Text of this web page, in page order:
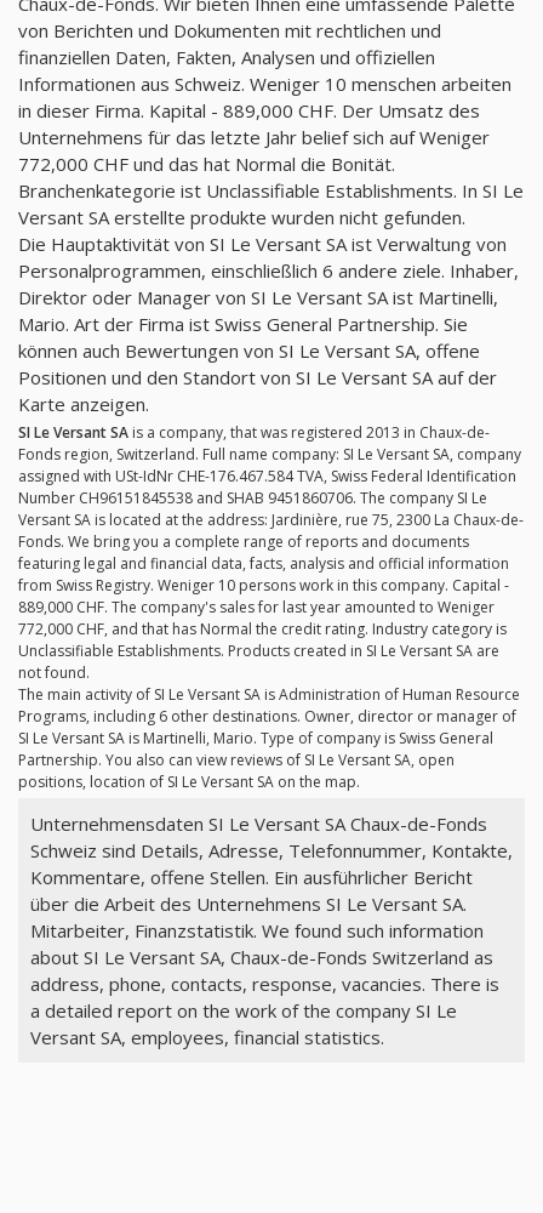
von Berichten und Dokumenten mit rechtlichen und
finanziellen Daten, Fakten, Analysen und offiziellen
Informationen aus Schweiz. Weniger 10 menschen arbeiten
in dieser Firma. Kapital - 889,000 CHF. Der Umsatz des
Unternehmens für das letzte Jahr belief sich auf Weniger
772,000 CHF und das hat Normal die Bonität.
Branchenkategorie ist Unclassifiable Establishments. In SI Le
Versant SA erstellte produkte wurden nicht gefunden.
Die Hauptaktivität von SI Le Versant SA ist Verwaltung von
Personalprogrammen, einschließlich 6 andere ziele. Inhaber,
Direktor oder Manager von SI Le Versant SA ist Martinelli,
Mario. Art der Firma ist Swiss General Partnership. Sie
können auch Bewertungen von SI Le Versant SA, offene
Positionen und den Standort von SI Le Versant SA auf der
Karte anzeigen.
SI Le Versant SA is a company, that was registered 2013 in Chaux-de-
Fonds region, Switzerland. Full name company: SI Le Versant SA, company
assigned with USt-IdNr CHE-176.467.584 TVA, Swiss Federal Identification
Number CH96151845538 and SHAB 9451860706. The company SI Le
Versant SA is located at the address: Jardinière, rue 75, 2300 La Chaux-de-
Fonds. We bring you a complete range of reports and documents
featuring legal and financial data, facts, analysis and official information
from Swiss Registry. Weniger 10 persons work in this company. Capital -
889,000 CHF. The company's sales for last year amounted to Weniger
772,000 CHF, and that has Normal the credit rating. Industry category is
Unclassifiable Establishments. Products created in SI Le Versant SA are
not found.
The main activity of SI Le Versant SA is Administration of Human Resource
Programs, including 6 other destinations. Owner, director or manager of
SI Le Versant SA is Martinelli, Mario. Type of company is Swiss General
Partnership. You also can view reviews of SI Le Versant SA, open
positions, location of SI Le Versant SA on the map.
Unternehmensdaten SI Le Versant SA Chaux-de-Fonds
Schweiz sind Details, Adresse, Telefonnummer, Kontakte,
Kommentare, offene Stellen. Ein ausführlicher Bericht
über die Arbeit des Unternehmens SI Le Versant SA.
Mitarbeiter, Finanzstatistik. We found such information
about SI Le Versant SA, Chaux-de-Fonds Switzerland as
address, phone, contacts, response, vacancies. There is
a detailed report on the work of the company SI Le
Versant SA, employees, financial statistics.